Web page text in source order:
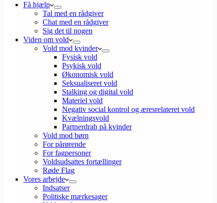
Få hjælp
Tal med en rådgiver
Chat med en rådgiver
Sig det til nogen
Viden om vold
Vold mod kvinder
Fysisk vold
Psykisk vold
Økonomisk vold
Seksualiseret vold
Stalking og digital vold
Materiel vold
Negativ social kontrol og æresrelateret vold
Kvælningsvold
Partnerdrab på kvinder
Vold mod børn
For pårørende
For fagpersoner
Voldsudsattes fortællinger
Røde Flag
Vores arbejde
Indsatser
Politiske mærkesager